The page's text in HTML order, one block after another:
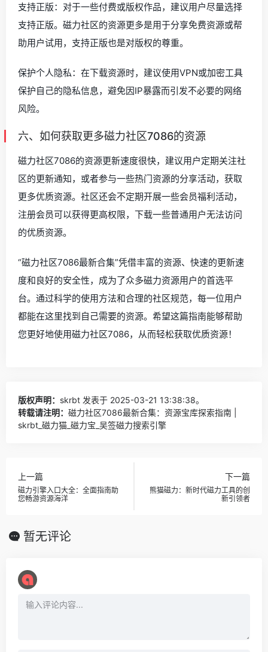
支持正版：对于一些付费或版权作品，建议用户尽量选择
支持正版。磁力社区的资源更多是用于分享免费资源或帮
助用户试用，支持正版也是对版权的尊重。
保护个人隐私：在下载资源时，建议使用VPN或加密工具
保护自己的隐私信息，避免因IP暴露而引发不必要的网络
风险。
六、如何获取更多磁力社区7086的资源
磁力社区7086的资源更新速度很快，建议用户定期关注社
区的更新通知，或者参与一些热门资源的分享活动，获取
更多优质资源。社区还会不定期开展一些会员福利活动，
注册会员可以获得更高权限，下载一些普通用户无法访问
的优质资源。
“磁力社区7086最新合集”凭借丰富的资源、快速的更新速
度和良好的安全性，成为了众多磁力资源用户的首选平
台。通过科学的使用方法和合理的社区规范，每一位用户
都能在这里找到自己需要的资源。希望这篇指南能够帮助
您更好地使用磁力社区7086，从而轻松获取优质资源！
版权声明： skrbt 发表于 2025-03-21 13:38:38。
转载请注明： 磁力社区7086最新合集：资源宝库探索指南 |
skrbt_磁力猫_磁力宝_吴签磁力搜索引擎
上一篇
磁力引擎入口大全：全面指南助
您畅游资源海洋
下一篇
熊猫磁力：新时代磁力工具的创
新引领者
暂无评论